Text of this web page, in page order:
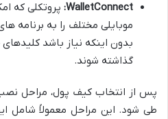
WalletConnect: پروتکلی که
موبایلی مختلف را به برنامه
بدون اینکه نیاز باشد
گذاشته شوند.
پس از انتخاب کیف پول، مراحل